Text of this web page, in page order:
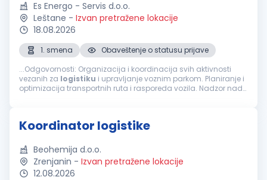
Es Energo - Servis d.o.o.
Leštane - Izvan pretražene lokacije
18.08.2026
1. smena
Obaveštenje o statusu prijave
...Odgovornosti: Organizacija i koordinacija svih aktivnosti
vezanih za logistiku i upravljanje voznim parkom. Planiranje i
optimizacija transportnih ruta i rasporeda vozila. Nadzor nad
Koordinator logistike
Beohemija d.o.o.
Zrenjanin - Izvan pretražene lokacije
12.08.2026